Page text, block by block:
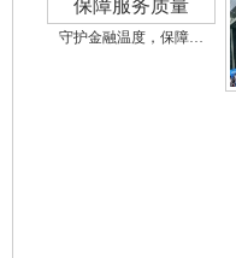
守护金融温度，保障…